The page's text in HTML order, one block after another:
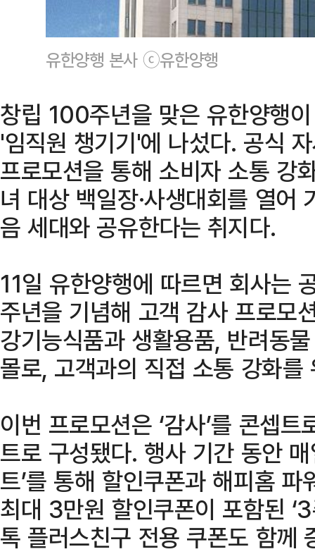
유한양행 본사 ⓒ유한양행
창립 100주년을 맞은 유한양행
'임직원 챙기기'에 나섰다. 공식
프로모션을 통해 소비자 소통 강
녀 대상 백일장·사생대회를 열어
음 세대와 공유한다는 취지다.
11일 유한양행에 따르면 회사는
주년을 기념해 고객 감사 프로모
강기능식품과 생활용품, 반려동
몰로, 고객과의 직접 소통 강화를
이번 프로모션은 ‘감사’를 콘셉
트로 구성됐다. 행사 기간 동안
트’를 통해 할인쿠폰과 해피홈
최대 3만원 할인쿠폰이 포함된
톡 플러스친구 전용 쿠폰도 함께